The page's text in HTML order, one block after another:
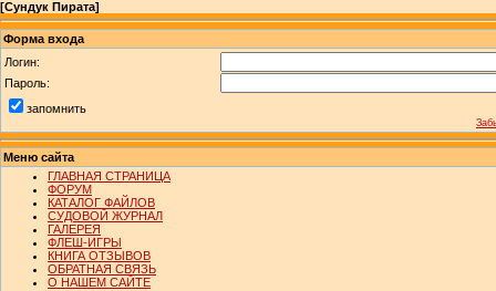
[Сундук Пирата]
Форма входа
Логин:
Пароль:
запомнить
Меню сайта
ГЛАВНАЯ СТРАНИЦА
ФОРУМ
КАТАЛОГ ФАЙЛОВ
СУДОВОЙ ЖУРНАЛ
ГАЛЕРЕЯ
ФЛЕШ-ИГРЫ
КНИГА ОТЗЫВОВ
ОБРАТНАЯ СВЯЗЬ
О НАШЕМ САЙТЕ